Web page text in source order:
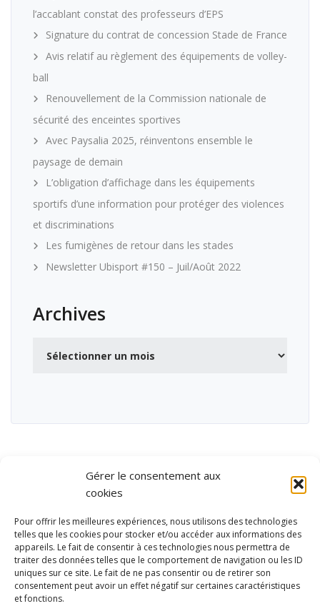
Gérer le consentement aux
cookies
Pour offrir les meilleures expériences, nous utilisons des technologies
telles que les cookies pour stocker et/ou accéder aux informations des
appareils. Le fait de consentir à ces technologies nous permettra de
traiter des données telles que le comportement de navigation ou les ID
uniques sur ce site. Le fait de ne pas consentir ou de retirer son
consentement peut avoir un effet négatif sur certaines caractéristiques
et fonctions.
l’accablant constat des professeurs d’EPS
Signature du contrat de concession Stade de France
Avis relatif au règlement des équipements de volley-
ball
Renouvellement de la Commission nationale de
sécurité des enceintes sportives
Avec Paysalia 2025, réinventons ensemble le
paysage de demain
L’obligation d’affichage dans les équipements
sportifs d’une information pour protéger des violences
et discriminations
Les fumigènes de retour dans les stades
Newsletter Ubisport #150 – Juil/Août 2022
Archives